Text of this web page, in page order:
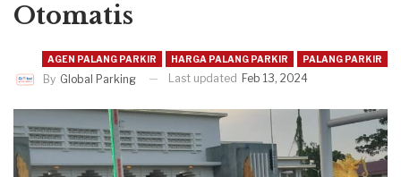
Otomatis
AGEN PALANG PARKIR HARGA PALANG PARKIR PALANG PARKIR
By Global Parking Last updated Feb 13, 2024